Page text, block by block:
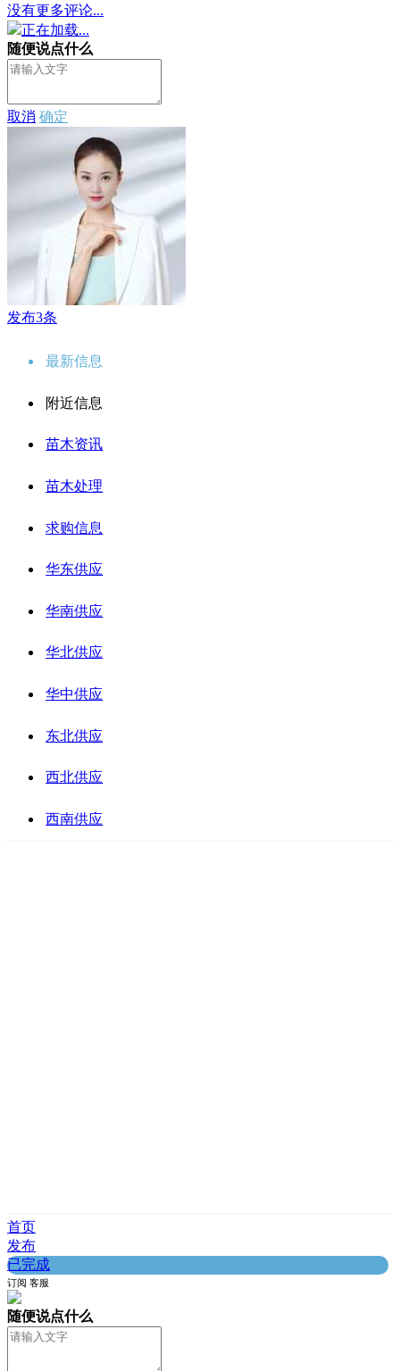
没有更多评论...
正在加载...
随便说点什么
取消 确定
发布3条
最新信息
附近信息
苗木资讯
苗木处理
求购信息
华东供应
华南供应
华北供应
华中供应
东北供应
西北供应
西南供应
首页
发布
已完成
订阅 客服
随便说点什么